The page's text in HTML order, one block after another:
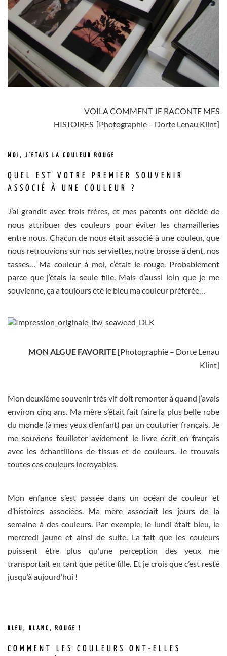
VOILA COMMENT JE RACONTE MES
HISTOIRES [Photographie – Dorte Lenau Klint]
MOI, J'ETAIS LA COULEUR ROUGE
QUEL EST VOTRE PREMIER SOUVENIR
ASSOCIÉ À UNE COULEUR ?
J’ai grandit avec trois frères, et mes parents ont décidé de
nous attribuer des couleurs pour éviter les chamailleries
entre nous. Chacun de nous était associé à une couleur, que
nous retrouvions sur nos serviettes, notre brosse à dent, nos
tasses… Ma couleur à moi, c’était le rouge. Probablement
parce que j’étais la seule fille. Mais d’aussi loin que je me
souvienne, ça a toujours été le bleu ma couleur préférée…
MON ALGUE FAVORITE [Photographie – Dorte Lenau
Klint]
Mon deuxième souvenir très vif doit remonter à quand j’avais
environ cinq ans. Ma mère s’était fait faire la plus belle robe
du monde (à mes yeux d’enfant) par un couturier français. Je
me souviens feuilleter avidement le livre écrit en français
avec les échantillons de tissus et de couleurs. Je trouvais
toutes ces couleurs incroyables.
Mon enfance s’est passée dans un océan de couleur et
d’histoires associées. Ma mère associait les jours de la
semaine à des couleurs. Par exemple, le lundi était bleu, le
mercredi jaune et ainsi de suite. La fait que les couleurs
puissent être plus qu’une perception des yeux me
transportait en tant que petite fille. Et je crois que c’est resté
jusqu’à aujourd’hui !
BLEU, BLANC, ROUGE !
COMMENT LES COULEURS ONT-ELLES